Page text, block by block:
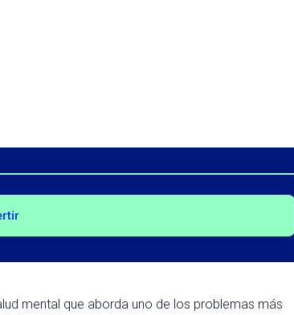
mental que aborda uno de los problemas más